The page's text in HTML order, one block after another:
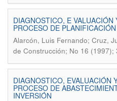
DIAGNOSTICO, E
PROCESO DE
Alarcón, Luis Fernando; Cruz,
de Construcción; No 16 (1997);
DIAGNOSTICO, EVALUACIÓN
PROCESO DE
INVERSIÓN